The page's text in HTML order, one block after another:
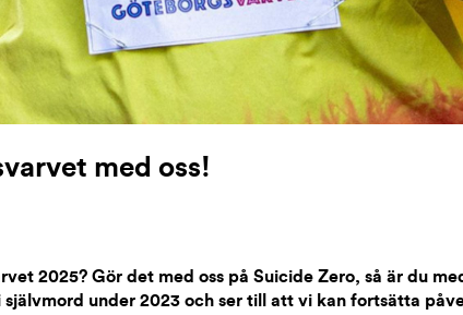
med oss!
2025? Gör det med oss på Suicide Zero, så är du
självmord under 2023 och ser till att vi kan fortsätta